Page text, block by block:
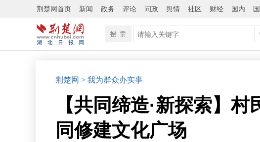
荆楚网首页 新闻 政务 评论 问政 舆情 社区 财经 国内
荆楚网 > 我为群众办实事
【共同缔造·新探索】
同修建文化广场